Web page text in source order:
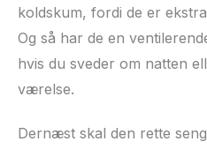
koldskum, fordi de er
Og så har de en
hvis du sveder om natten
værelse.
Dernæst skal den rette